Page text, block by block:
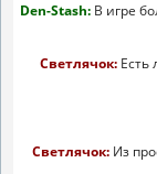
Den-Stash:В игре
Светлячок:Есть
Светлячок:Из